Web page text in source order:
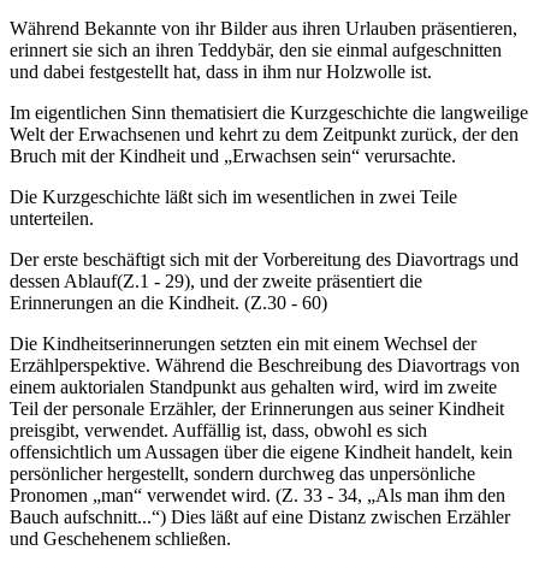
Während Bekannte von ihr Bilder aus ihren Urlauben präsentieren,
erinnert sie sich an ihren Teddybär, den sie einmal aufgeschnitten
und dabei festgestellt hat, dass in ihm nur Holzwolle ist.
Im eigentlichen Sinn thematisiert die Kurzgeschichte die langweilige
Welt der Erwachsenen und kehrt zu dem Zeitpunkt zurück, der den
Bruch mit der Kindheit und „Erwachsen sein“ verursachte.
Die Kurzgeschichte läßt sich im wesentlichen in zwei Teile
unterteilen.
Der erste beschäftigt sich mit der Vorbereitung des Diavortrags und
dessen Ablauf(Z.1 - 29), und der zweite präsentiert die
Erinnerungen an die Kindheit. (Z.30 - 60)
Die Kindheitserinnerungen setzten ein mit einem Wechsel der
Erzählperspektive. Während die Beschreibung des Diavortrags von
einem auktorialen Standpunkt aus gehalten wird, wird im zweite
Teil der personale Erzähler, der Erinnerungen aus seiner Kindheit
preisgibt, verwendet. Auffällig ist, dass, obwohl es sich
offensichtlich um Aussagen über die eigene Kindheit handelt, kein
persönlicher hergestellt, sondern durchweg das unpersönliche
Pronomen „man“ verwendet wird. (Z. 33 - 34, „Als man ihm den
Bauch aufschnitt...“) Dies läßt auf eine Distanz zwischen Erzähler
und Geschehenem schließen.